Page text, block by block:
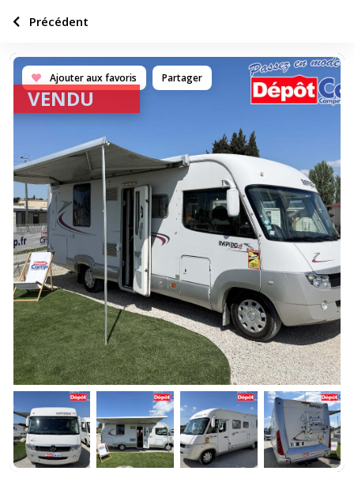
Ajouter aux favoris Partager
VENDU
Précédent